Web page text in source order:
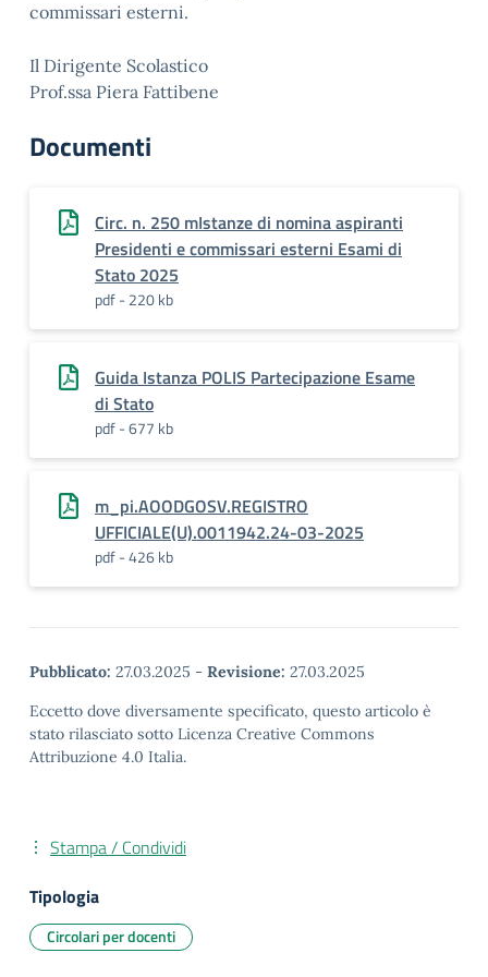
commissari esterni.
Il Dirigente Scolastico
Prof.ssa Piera Fattibene
Documenti
Circ. n. 250 mIstanze di nomina aspiranti
Presidenti e commissari esterni Esami di
Stato 2025
pdf - 220 kb
Guida Istanza POLIS Partecipazione Esame
di Stato
pdf - 677 kb
m_pi.AOODGOSV.REGISTRO
UFFICIALE(U).0011942.24-03-2025
pdf - 426 kb
Pubblicato: 27.03.2025 - Revisione: 27.03.2025
Eccetto dove diversamente specificato, questo articolo è
stato rilasciato sotto Licenza Creative Commons
Attribuzione 4.0 Italia.
Stampa / Condividi
Tipologia
Circolari per docenti